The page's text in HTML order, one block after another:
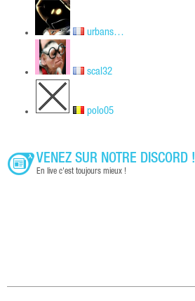
urbans…
scal32
polo05
VENEZ SUR NOTRE DISCORD !
En live c'est toujours mieux !